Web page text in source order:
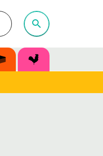
search
search